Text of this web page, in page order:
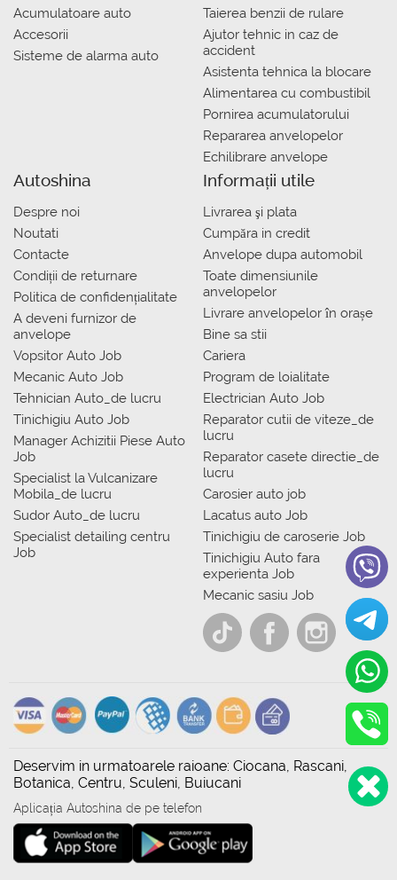
Acumulatoare auto
Accesorii
Sisteme de alarma auto
Taierea benzii de rulare
Ajutor tehnic in caz de
accident
Asistenta tehnica la blocare
Alimentarea cu combustibil
Pornirea acumulatorului
Repararea anvelopelor
Echilibrare anvelope
Autoshina
Despre noi
Noutati
Contacte
Condiții de returnare
Politica de confidențialitate
A deveni furnizor de
anvelope
Vopsitor Auto Job
Mecanic Auto Job
Tehnician Auto_de lucru
Tinichigiu Auto Job
Manager Achizitii Piese Auto
Job
Specialist la Vulcanizare
Mobila_de lucru
Sudor Auto_de lucru
Specialist detailing centru
Job
Informații utile
Livrarea şi plata
Сumpăra in credit
Anvelope dupa automobil
Toate dimensiunile
anvelopelor
Livrare anvelopelor în orașe
Bine sa stii
Cariera
Program de loialitate
Electrician Auto Job
Reparator cutii de viteze_de
lucru
Reparator casete directie_de
lucru
Carosier auto job
Lacatus auto Job
Tinichigiu de caroserie Job
Tinichigiu Auto fara
experienta Job
Mecanic sasiu Job
Deservim in urmatoarele raioane: Ciocana, Rascani,
Botanica, Centru, Sculeni, Buiucani
Aplicația Autoshina de pe telefon